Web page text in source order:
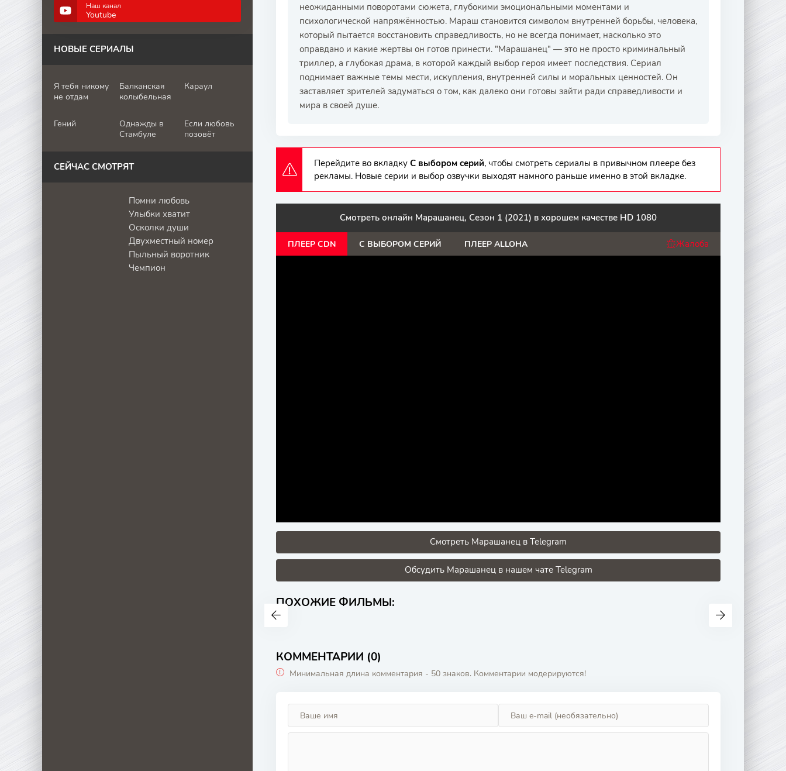
неожиданными поворотами сюжета, глубокими эмоциональными моментами и
психологической напряжённостью. Мараш становится символом внутренней борьбы, человека,
который пытается восстановить справедливость, но не всегда понимает, насколько это
оправдано и какие жертвы он готов принести. "Марашанец" — это не просто криминальный
триллер, а глубокая драма, в которой каждый выбор героя имеет последствия. Сериал
поднимает важные темы мести, искупления, внутренней силы и моральных ценностей. Он
заставляет зрителей задуматься о том, как далеко они готовы зайти ради справедливости и
мира в своей душе.
Перейдите во вкладку С выбором серий, чтобы смотреть сериалы в привычном плеере без
рекламы. Новые серии и выбор озвучки выходят намного раньше именно в этой вкладке.
Смотреть онлайн Марашанец, Сезон 1 (2021) в хорошем качестве HD 1080
ПЛЕЕР CDN С ВЫБОРОМ СЕРИЙ ПЛЕЕР ALLOHA Жалоба
Смотреть Марашанец в Telegram
Обсудить Марашанец в нашем чате Telegram
ПОХОЖИЕ ФИЛЬМЫ:
КОММЕНТАРИИ (0)
Минимальная длина комментария - 50 знаков. Комментарии модерируются!
Наш канал
Youtube
НОВЫЕ СЕРИАЛЫ
Я тебя никому
не отдам
Балканская
колыбельная
Караул
Гений
Однажды в
Стамбуле
Если любовь
позовёт
СЕЙЧАС СМОТРЯТ
Помни любовь
Улыбки хватит
Осколки души
Двухместный номер
Пыльный воротник
Чемпион